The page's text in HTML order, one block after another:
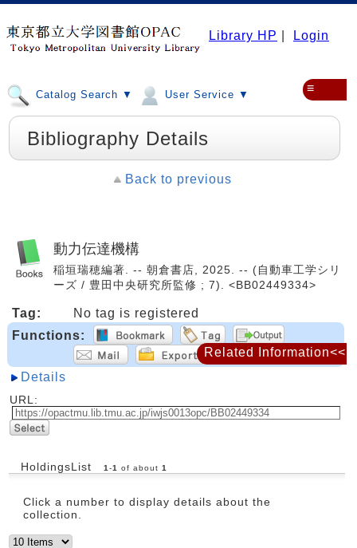
Library HP Login
Catalog Search ▼ User Service ▼ ≡
Bibliography Details
Back to previous
動力伝達機構
稲垣瑞穂編著. -- 朝倉書店, 2025. -- (自動車工学シリ
ーズ / 豊田中央研究所監修 ; 7). <BB02449334>
Tag:
No tag is registered
Functions:
Details
URL:
HoldingsList 1 -1 of about 1
Click a number to display details about the
collection.
Related Information<<